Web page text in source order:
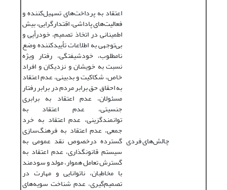
چالش‌های فردی
اعتقاد به پرداخت‌های تسهیل‌کننده و
فعالیت‌های پاداشی، اقتدارگرایی، بیش
اطمینانی در اتخاذ تصمیم، خودرأیی و
بی‌توجهی به اطلاعات تأییدکننده وضع
نامطلوب، خودشیفتگی، رفتار ویژه
نسبت به خویشان و نزدیکان و افراد
خاص، شکاکیت و بدبینی، عدم اعتقاد
به احقاق‌ حق برابر مردم در برابر رفتار
مسئولان، عدم اعتقاد به برابری
جنسیتی، عدم اعتقاد به
توانمندگزینی، عدم اعتقاد به خرد
جمعی، عدم اعتقاد به فرهنگ‌سازی
گسترده درخصوص نقد عمومی به
سیستم قانونگذاری، عدم اعتقاد به
گسترش تعامل هموار، مولد و سودمند
با مخاطبان، ناتوانایی و مهارت در
تصمیم‌گیری، عدم شناخت سویه‌های